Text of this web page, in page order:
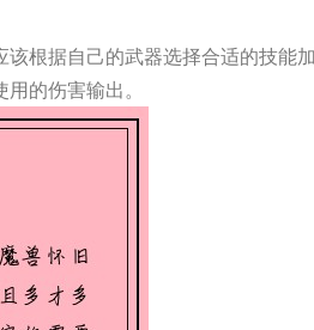
根据自己的武器选择合适的技能
的伤害输出。